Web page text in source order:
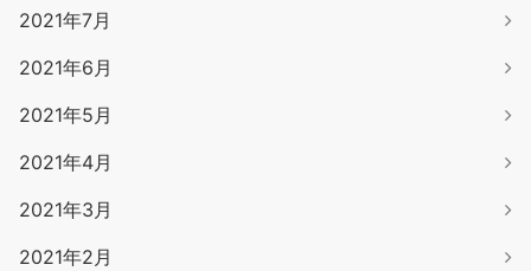
2021年7月
2021年6月
2021年5月
2021年4月
2021年3月
2021年2月